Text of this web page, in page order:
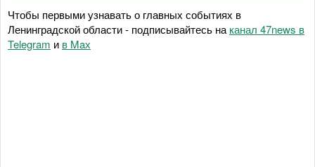
Чтобы первыми узнавать о главных событиях в
Ленинградской области - подписывайтесь на канал 47news в
Telegram и в Maх